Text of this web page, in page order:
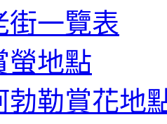
街一覽表
螢地點
勃勒賞花地